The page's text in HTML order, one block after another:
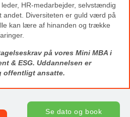
HR-medarbejder, selvstændig
andet. Diversiteten er guld værd på
kan lære af hinanden og trække
på vores Mini MBA i
& ESG. Uddannelsen er
offentligt ansatte.
Se dato og book